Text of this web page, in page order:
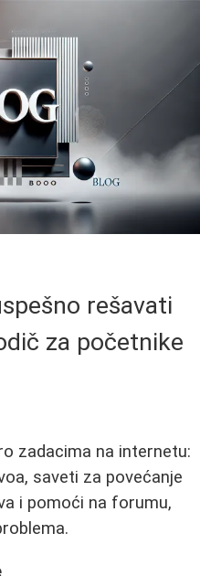
rešavati
za početnike
zadacima na internetu:
saveti za povećanje
i pomoći na forumu,